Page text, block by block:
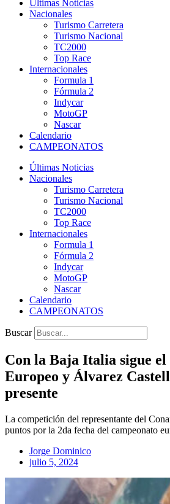
Últimas Noticias
Nacionales
Turismo Carretera
Turismo Nacional
TC2000
Top Race
Internacionales
Formula 1
Fórmula 2
Indycar
MotoGP
Nascar
Calendario
CAMPEONATOS
Últimas Noticias
Nacionales
Turismo Carretera
Turismo Nacional
TC2000
Top Race
Internacionales
Formula 1
Fórmula 2
Indycar
MotoGP
Nascar
Calendario
CAMPEONATOS
Buscar
Con la Baja Italia sigue el
Europeo y Álvarez
presente
La competición del representante del
puntos por la 2da fecha del campeonato
Jorge Dominico
julio 5, 2024